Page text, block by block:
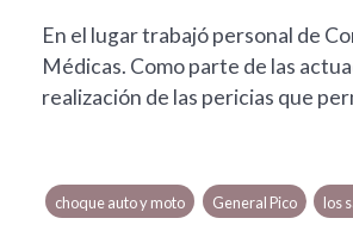
En el lugar trabajó personal de
Médicas. Como parte de las
realización de las pericias que
choque auto y moto General Pico los